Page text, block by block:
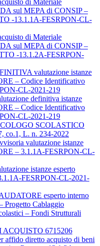
di Materiale
sul MEPA di CONSIP –
-13.1.1A-FESRPON-CL-
di Materiale
sul MEPA di CONSIP –
-13.1.2A-FESRPON-
valutazione istanze
– Codice Identificativo
CL-2021-219
definitiva istanze
– Codice Identificativo
CL-2021-219
SCOLASTICO
co.1, L. n. 234-2022
valutazione istanze
– 3.1.1A-FESRPON-CL-
istanze esperto
FESRPON-CL-2021-
esperto interno
Progetto Cablaggio
– Fondi Strutturali
6715206
affido diretto acquisto di beni